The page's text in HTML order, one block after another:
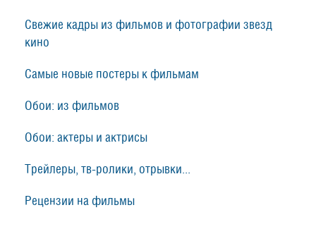
Свежие кадры из фильмов и фотографии звезд
кино
Самые новые постеры к фильмам
Обои: из фильмов
Обои: актеры и актрисы
Трейлеры, тв-ролики, отрывки...
Рецензии на фильмы